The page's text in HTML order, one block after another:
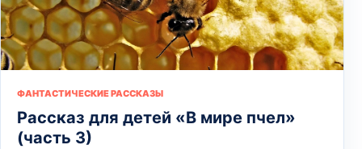
ФАНТАСТИЧЕСКИЕ РАССКАЗЫ
Рассказ для детей «В мире пчел»
(часть 3)